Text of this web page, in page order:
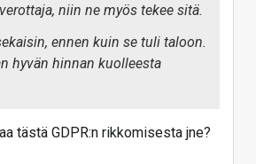
niin ne myös tekee sitä.
ennen kuin se tuli taloon.
hyvän hinnan kuolleesta
tästä GDPR:n rikkomisesta jne?